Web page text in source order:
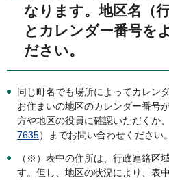
なります。地区名（
とカレンダー番号を
ださい。
同じ町名でも場所によってカレン
お住まいの地区のカレンダー番号
方や地区の役員に確認いただくか
7635）までお問い合わせください。
（※）表中の住所は、行政連絡区
す。但し、地区の状況により、表